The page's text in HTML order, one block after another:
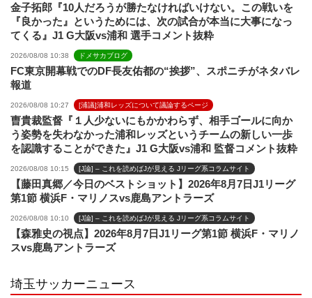
金子拓郎『10人だろうが勝たなければいけない。この戦いを
『良かった』というためには、次の試合が本当に大事になっ
てくる』J1 G大阪vs浦和 選手コメント抜粋
2026/08/08 10:38 ドメサカブログ
FC東京開幕戦でのDF長友佑都の“挨拶”、スポニチがネタバレ
報道
2026/08/08 10:27 [浦議]浦和レッズについて議論するページ
曺貴裁監督『１人少ないにもかかわらず、相手ゴールに向か
う姿勢を失わなかった浦和レッズというチームの新しい一歩
を認識することができた』J1 G大阪vs浦和 監督コメント抜粋
2026/08/08 10:15 [J論] – これを読めばJが見える Jリーグ系コラムサイト
【藤田真郷／今日のベストショット】2026年8月7日J1リーグ
第1節 横浜F・マリノスvs鹿島アントラーズ
2026/08/08 10:10 [J論] – これを読めばJが見える Jリーグ系コラムサイト
【森雅史の視点】2026年8月7日J1リーグ第1節 横浜F・マリノ
スvs鹿島アントラーズ
埼玉サッカーニュース